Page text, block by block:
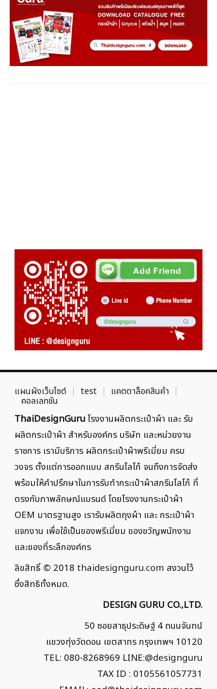
แผนผังเว็บไซต์ test แคตตาล็อคสินค้า
คอลเลกชัน
ThaiDesignGuruโรงงานผลิตกระเป๋าผ้า และ รับ
ผลิตกระเป๋าผ้า สำหรับองค์กร บริษัท และหน่วยงาน
ราชการ เรามีบริการ ผลิตกระเป๋าผ้าพรีเมี่ยม ครบ
วงจร ตั้งแต่การออกแบบ สกรีนโลโก้ จนถึงการจัดส่ง
พร้อมให้คำปรึกษาในการรับทำกระเป๋าผ้าสกรีนโลโก้ ที่
ตรงกับภาพลักษณ์แบรนด์ โดยโรงงานกระเป๋าผ้า
OEM มาตรฐานสูง เรารับผลิตถุงผ้า และ กระเป๋าผ้า
แจกงาน เพื่อใช้เป็นของพรีเมี่ยม ของขวัญพนักงาน
และของที่ระลึกองค์กร
ลิขสิทธิ์ © 2018 thaidesignguru.com สงวนไว้
ซึ่งสิทธิทั้งหมด.
DESIGN GURU CO.,LTD.
50 ซอยสาธุประดิษฐ์ 4 ถนนจันทน์
แขวงทุ่งวัดดอน เขตสาทร กรุงเทพฯ 10120
TEL: 080-8268969 LINE:@designguru
TAX ID : 0105561057731